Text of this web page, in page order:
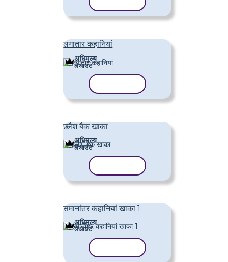
लगातार कहानियां
अधिमूल्य
लेआउट
फ़्लैश बैक खाका
अधिमूल्य
लेआउट
समानांतर कहानियां खाका 1
अधिमूल्य
लेआउट